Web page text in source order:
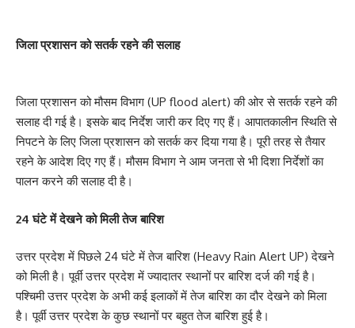
जिला प्रशासन को सतर्क रहने की सलाह
जिला प्रशासन को मौसम विभाग (UP flood alert) की ओर से सतर्क रहने की
सलाह दी गई है। इसके बाद निर्देश जारी कर दिए गए हैं। आपातकालीन स्थिति से
निपटने के लिए जिला प्रशासन को सतर्क कर दिया गया है। पूरी तरह से तैयार
रहने के आदेश दिए गए हैं। मौसम विभाग ने आम जनता से भी दिशा निर्देशों का
पालन करने की सलाह दी है।
24 घंटे में देखने को मिली तेज बारिश
उत्तर प्रदेश में पिछले 24 घंटे में तेज बारिश (Heavy Rain Alert UP) देखने
को मिली है। पूर्वी उत्तर प्रदेश में ज्यादातर स्थानों पर बारिश दर्ज की गई है।
पश्चिमी उत्तर प्रदेश के अभी कई इलाकों में तेज बारिश का दौर देखने को मिला
है। पूर्वी उत्तर प्रदेश के कुछ स्थानों पर बहुत तेज बारिश हुई है।